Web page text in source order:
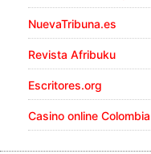
NuevaTribuna.es
Revista Afribuku
Escritores.org
Casino online Colombia